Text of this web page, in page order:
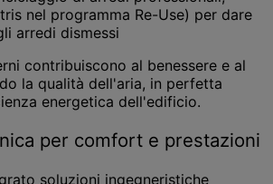
nel programma Re-Use) per dare
arredi dismessi
contribuiscono al benessere e al
la qualità dell'aria, in perfetta
energetica dell'edificio.
per comfort e prestazioni
soluzioni ingegneristiche